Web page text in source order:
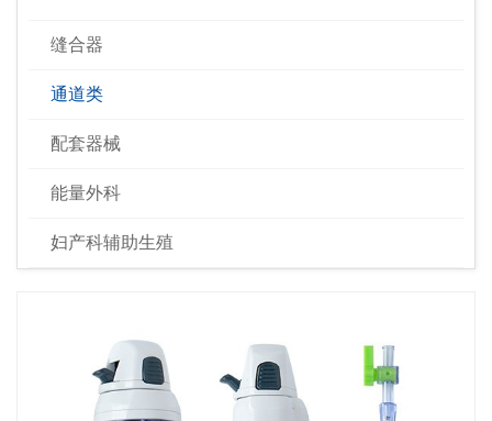
缝合器
通道类
配套器械
能量外科
妇产科辅助生殖